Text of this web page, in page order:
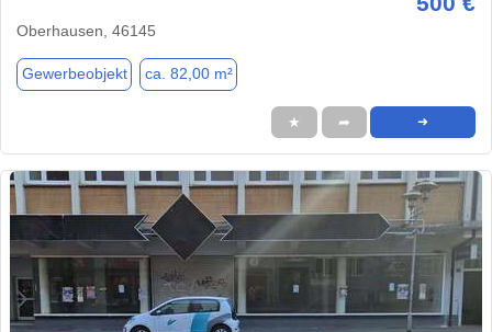
Oberhausen, 46145
Gewerbeobjekt ca. 82,00 m²
★ ➦ ➜